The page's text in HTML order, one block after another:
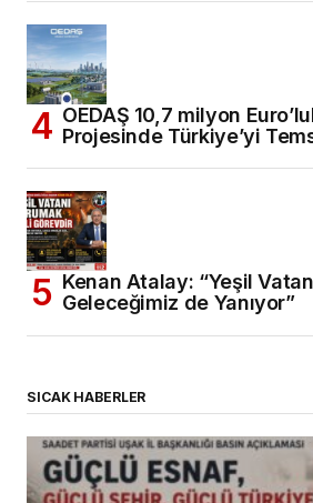
OEDAŞ 10,7 milyon
Projesinde Türkiye’yi
Kenan Atalay: “Yeşil
Geleceğimiz de Yanıyor”
SICAK HABERLER